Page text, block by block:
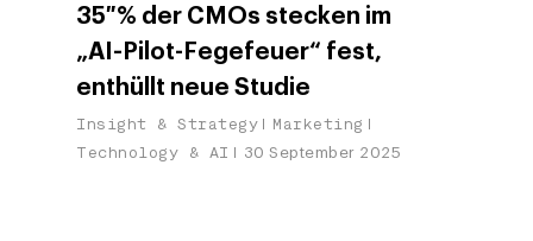
35 % der CMOs stecken im
„AI-Pilot-Fegefeuer“ fest,
enthüllt neue Studie
Insight & Strategy
Marketing
Technology & AI
30 September 2025